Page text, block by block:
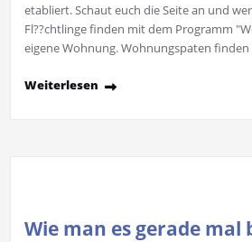
etabliert. Schaut euch die Seite an und
Fl??chtlinge finden mit dem Programm
eigene Wohnung. Wohnungspaten
Weiterlesen
Wie man es gerade mal